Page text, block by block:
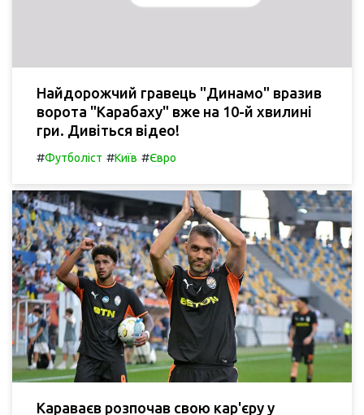
Найдорожчий гравець "Динамо" вразив
ворота "Карабаху" вже на 10-й хвилині
гри. Дивіться відео!
#Футболіст #Київ #Євро
Караваєв розпочав свою кар'єру у